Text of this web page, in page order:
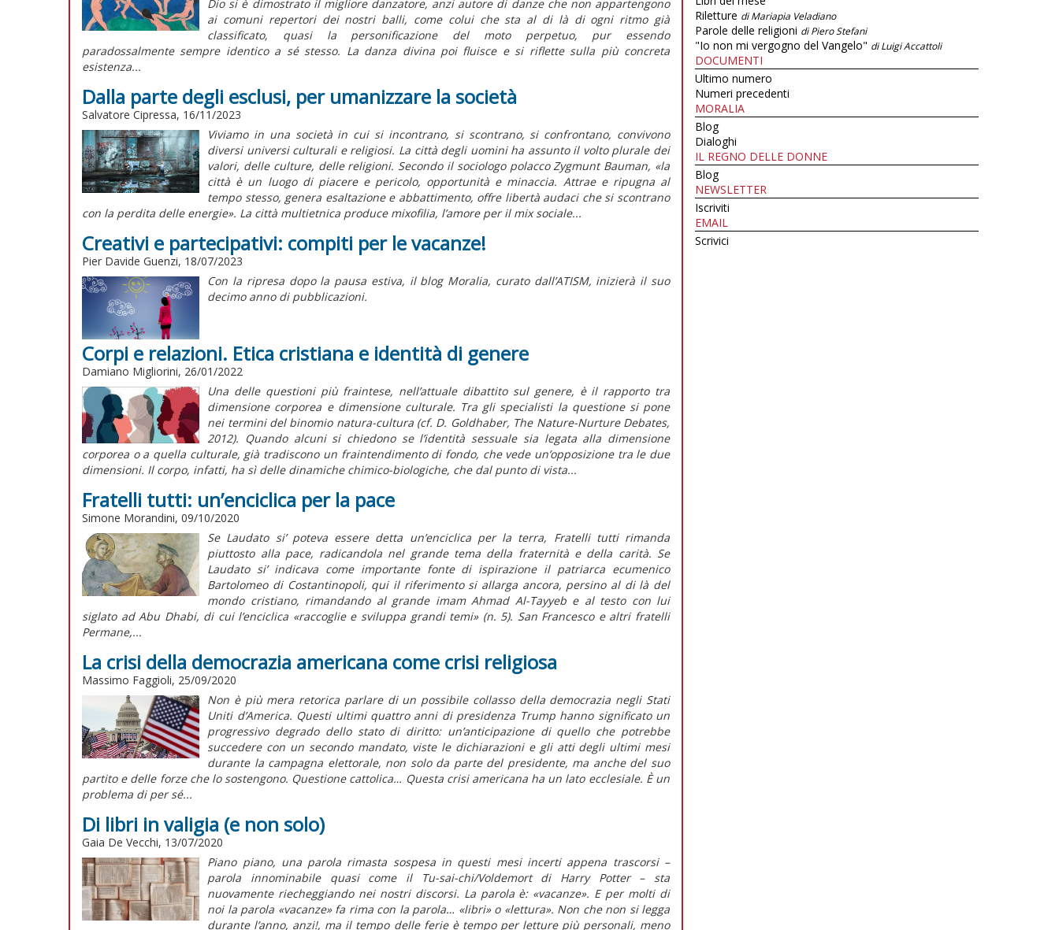
Dio si è dimostrato il migliore danzatore, anzi autore di danze che non appartengono
ai comuni repertori dei nostri balli, come colui che sta al di là di ogni ritmo già
classificato, quasi la personificazione del moto perpetuo, pur essendo
paradossalmente sempre identico a sé stesso. La danza divina poi fluisce e si riflette sulla più concreta
esistenza...
Dalla parte degli esclusi, per umanizzare la società
Salvatore Cipressa, 16/11/2023
Viviamo in una società in cui si incontrano, si scontrano, si confrontano, convivono
diversi universi culturali e religiosi. La città degli uomini ha assunto il volto plurale dei
valori, delle culture, delle religioni. Secondo il sociologo polacco Zygmunt Bauman, «la
città è un luogo di piacere e pericolo, opportunità e minaccia. Attrae e ripugna al
tempo stesso, genera esaltazione e abbattimento, offre libertà audaci che si scontrano
con la perdita delle energie». La città multietnica produce mixofilia, l’amore per il mix sociale...
Creativi e partecipativi: compiti per le vacanze!
Pier Davide Guenzi, 18/07/2023
Con la ripresa dopo la pausa estiva, il blog Moralia, curato dall’ATISM, inizierà il suo
decimo anno di pubblicazioni.
Corpi e relazioni. Etica cristiana e identità di genere
Damiano Migliorini, 26/01/2022
Una delle questioni più fraintese, nell’attuale dibattito sul genere, è il rapporto tra
dimensione corporea e dimensione culturale. Tra gli specialisti la questione si pone
nei termini del binomio natura-cultura (cf. D. Goldhaber, The Nature-Nurture Debates,
2012). Quando alcuni si chiedono se l’identità sessuale sia legata alla dimensione
corporea o a quella culturale, già tradiscono un fraintendimento di fondo, che vede un’opposizione tra le due
dimensioni. Il corpo, infatti, ha sì delle dinamiche chimico-biologiche, che dal punto di vista...
Fratelli tutti: un’enciclica per la pace
Simone Morandini, 09/10/2020
Se Laudato si’ poteva essere detta un’enciclica per la terra, Fratelli tutti rimanda
piuttosto alla pace, radicandola nel grande tema della fraternità e della carità. Se
Laudato si’ indicava come importante fonte di ispirazione il patriarca ecumenico
Bartolomeo di Costantinopoli, qui il riferimento si allarga ancora, persino al di là del
mondo cristiano, rimandando al grande imam Ahmad Al-Tayyeb e al testo con lui
siglato ad Abu Dhabi, di cui l’enciclica «raccoglie e sviluppa grandi temi» (n. 5). San Francesco e altri fratelli
Permane,...
La crisi della democrazia americana come crisi religiosa
Massimo Faggioli, 25/09/2020
Non è più mera retorica parlare di un possibile collasso della democrazia negli Stati
Uniti d’America. Questi ultimi quattro anni di presidenza Trump hanno significato un
progressivo degrado dello stato di diritto: un’anticipazione di quello che potrebbe
succedere con un secondo mandato, viste le dichiarazioni e gli atti degli ultimi mesi
durante la campagna elettorale, non solo da parte del presidente, ma anche del suo
partito e delle forze che lo sostengono. Questione cattolica… Questa crisi americana ha un lato ecclesiale. È un
problema di per sé...
Di libri in valigia (e non solo)
Gaia De Vecchi, 13/07/2020
Piano piano, una parola rimasta sospesa in questi mesi incerti appena trascorsi –
parola innominabile quasi come il Tu-sai-chi/Voldemort di Harry Potter – sta
nuovamente riecheggiando nei nostri discorsi. La parola è: «vacanze». E per molti di
noi la parola «vacanze» fa rima con la parola… «libri» o «lettura». Non che non si legga
durante l’anno, anzi!, ma il tempo delle ferie è tempo per letture più personali, meno
Riletture di Mariapia Veladiano
Parole delle religioni di Piero Stefani
"Io non mi vergogno del Vangelo" di Luigi Accattoli
DOCUMENTI
Ultimo numero
Numeri precedenti
MORALIA
Blog
Dialoghi
IL REGNO DELLE DONNE
Blog
NEWSLETTER
Iscriviti
EMAIL
Scrivici